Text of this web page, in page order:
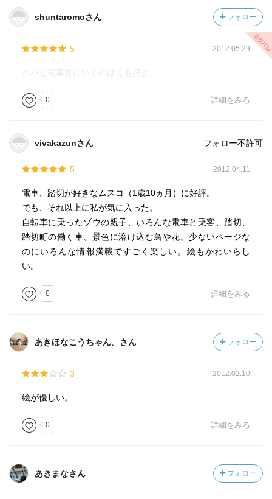
shuntaromoさん フォロー
5 2012.05.29
パパと電車見にいくのぼくも好き。
0 詳細をみる
vivakazunさん フォロー不許可
5 2012.04.11
電車、踏切が好きなムスコ（1歳10ヵ月）に好評。
でも、それ以上に私が気に入った。
自転車に乗ったゾウの親子、いろんな電車と乗客、踏切、
踏切町の働く車、景色に溶け込む鳥や花。少ないページな
のにいろんな情報満載ですごく楽しい。絵もかわいらし
い。
0 詳細をみる
あきほなこうちゃん。さん フォロー
3 2012.02.10
絵が優しい。
0 詳細をみる
あきまなさん フォロー